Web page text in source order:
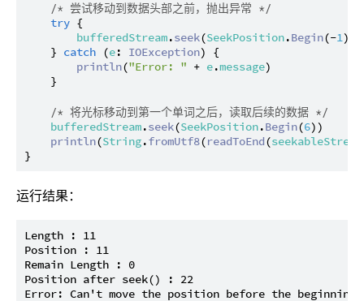
/* 尝试移动到数据头部之前，抛出异常 */
try {
bufferedStream.seek(SeekPosition.Begin(-1))
    }
catch (e: IOException) {
println("Error: " + e.message)
    }
/* 将光标移动到第一个单词之后，读取后续的数据 */
bufferedStream.seek(SeekPosition.Begin(6))
println(String.fromUtf8(readToEnd(seekableStream
运行结果：
Length : 11
Position : 11
Remain Length : 0
Position after seek() : 22
Error: Can't move the position before the beginning